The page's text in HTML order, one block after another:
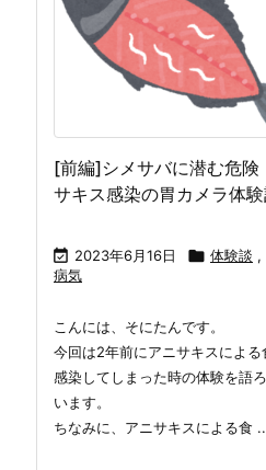
[前編]シメサバに潜む危険
サキス感染の胃カメラ体
 2023年6月16日  体験談 ,
病気
こんには、そにたんです。
今回は2年前にアニサキスによる
感染してしまった時の体験を語
います。
ちなみに、アニサキスによる食